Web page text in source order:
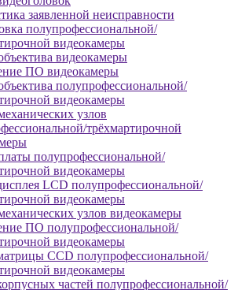
заявленной неисправности
полупрофессиональной/
видеокамеры
видеокамеры
ПО видеокамеры
полупрофессиональной/
видеокамеры
узлов
трёхмартирочной
полупрофессиональной/
видеокамеры
LCD полупрофессиональной/
видеокамеры
узлов видеокамеры
ПО полупрофессиональной/
видеокамеры
CCD полупрофессиональной/
видеокамеры
частей полупрофессиональной/